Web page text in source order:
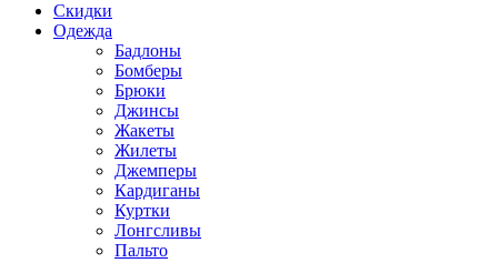
Скидки
Одежда
Бадлоны
Бомберы
Брюки
Джинсы
Жакеты
Жилеты
Джемперы
Кардиганы
Куртки
Лонгсливы
Пальто